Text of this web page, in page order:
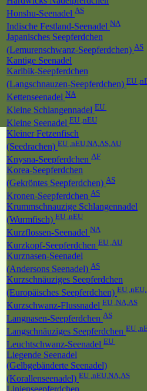
Honshu-Seenadel AS
Indische Festland-Seenadel NA
Japanisches Seepferdchen
(Lemurenschwanz-Seepferdchen) AS
Kantige Seenadel
Karibik-Seepferdchen
(Langschnauzen-Seepferdchen) EU
Kettenseenadel NA
Kleine Schlangennadel EU
Kleine Seenadel EU ,nEU
Kleiner Fetzenfisch
(Seedrachen) EU ,nEU,NA,AS,AU
Knysna-Seepferdchen AF
Korea-Seepferdchen
(Gekröntes Seepferdchen) AS
Kronen-Seepferdchen AS
Krummschnauzige Schlangennadel
(Wurmfisch) EU ,nEU
Kurzflossen-Seenadel NA
Kurzkopf-Seepferdchen EU ,AU
Kurznasen-Seenadel
(Andersons Seenadel) AS
Kurzschnäuziges Seepferdchen
(Europäisches Seepferdchen) EU
Kurzschwanz-Flussnadel EU ,NA,AS
Langnasen-Seepferdchen AS
Langschnäuziges Seepferdchen EU
Leuchtschwanz-Seenadel EU
Liegende Seenadel
(Gelbgebänderte Seenadel)
(Korallenseenadel) EU ,nEU,NA,AS
Linienseepferdchen